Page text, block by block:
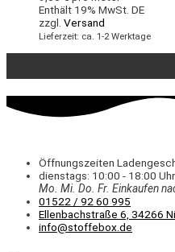
Enthält 19% MwSt. DE
zzgl. Versand
Lieferzeit: ca. 1-2 Werktage
Öffnungszeiten
dienstags: 10:00 - 18:00 Uhr
Mo. Mi. Do. Fr. Einkaufen
01522 / 92 60 995
Ellenbachstraße 6, 34266
info@stoffebox.de